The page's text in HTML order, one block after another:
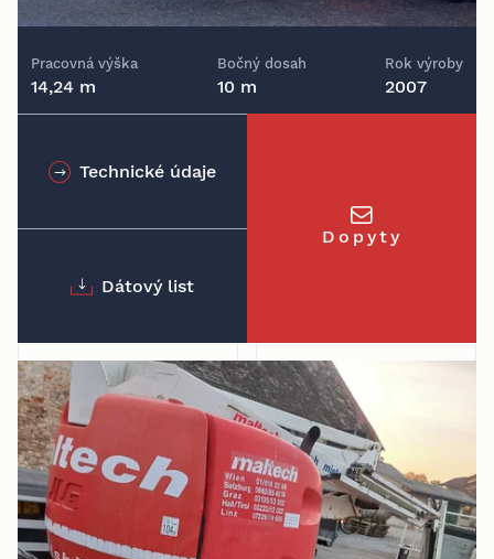
Pracovná výška
14,24 m
Bočný dosah
10 m
Rok výroby
2007
Technické údaje
Dátový list
Dopyty